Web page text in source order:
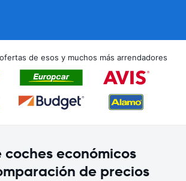
de esos y muchos más arrendadores
económicos
de precios